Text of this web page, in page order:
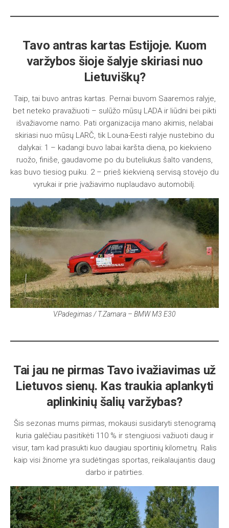
Tavo antras kartas Estijoje. Kuom
varžybos šioje šalyje skiriasi nuo
Lietuviškų?
Taip, tai buvo antras kartas. Pernai buvom Saaremos ralyje,
bet neteko pravažiuoti – sulūžo mūsų LADA ir liūdni bei pikti
išvažiavome namo. Pati organizacija mano akimis, nelabai
skiriasi nuo mūsų LARČ, tik Louna-Eesti ralyje nustebino du
dalykai: 1 – kadangi buvo labai karšta diena, po kiekvieno
ruožo, finiše, gaudavome po du buteliukus šalto vandens,
kas buvo tiesiog puiku. 2 – prieš kiekvieną servisą stovėjo du
vyrukai ir prie įvažiavimo nuplaudavo automobilį.
V.Padegimas / T.Zamara – BMW M3 E30
Tai jau ne pirmas Tavo ivažiavimas už
Lietuvos sienų. Kas traukia aplankyti
aplinkinių šalių varžybas?
Šis sezonas mums pirmas, mokausi susidaryti stenogramą
kuria galėčiau pasitikėti 110 % ir stengiuosi važiuoti daug ir
visur, tam kad prasukti kuo daugiau sportinių kilometrų. Ralis
kaip visi žinome yra sudėtingas sportas, reikalaujantis daug
darbo ir patirties.